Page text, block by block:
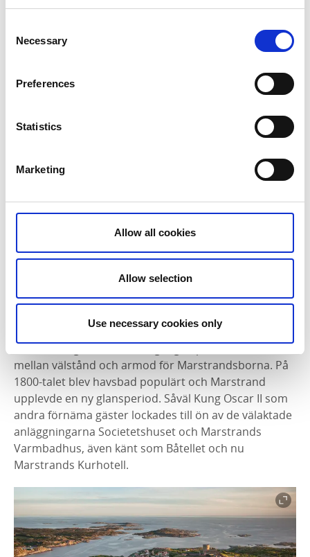
Selection
Necessary
Preferences
Statistics
Marketing
Allow all cookies
Allow selection
Use necessary cookies only
olika svårighetsgrader och flera trevliga rastplatser
och utsiktspunkter.
Från utpräglat fiskesamhälle till kunglig
badort
Marstrand grundades på 1200-talet av Norges kung
Håkon Håkonsson och blev svenskt först år 1658.
redan på 1500-talet sillfiskets centrum i Europa.
Under många sekler var tillgången på sill skillnaden
mellan välstånd och armod för Marstrandsborna. På
1800-talet blev havsbad populärt och Marstrand
upplevde en ny glansperiod. Såväl Kung Oscar II som
andra förnäma gäster lockades till ön av de välaktade
anläggningarna Societetshuset och Marstrands
Varmbadhus, även känt som Båtellet och nu
Marstrands Kurhotell.